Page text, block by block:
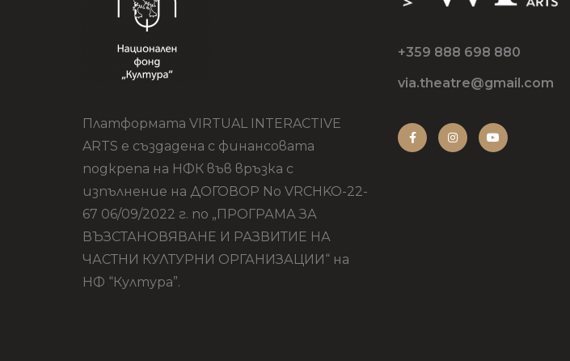
Платформата VIRTUAL INTERACTIVE
ARTS е създадена с финансовата
подкрепа на НФК във връзка с
изпълнение на ДОГОВОР No VRCHKO-22-
67 06/09/2022 г. по „ПРОГРАМА ЗА
ВЪЗСТАНОВЯВАНЕ И РАЗВИТИЕ НА
ЧАСТНИ КУЛТУРНИ ОРГАНИЗАЦИИ“ на
НФ “Култура”.
+359 888 698 880
via.theatre@gmail.com